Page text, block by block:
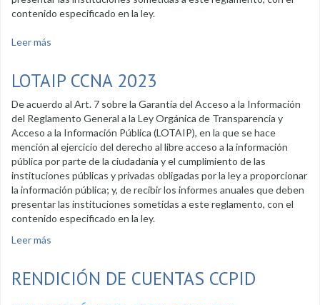
contenido especificado en la ley.
Leer más
LOTAIP CCNA 2023
De acuerdo al Art. 7 sobre la Garantía del Acceso a la Información
del Reglamento General a la Ley Orgánica de Transparencia y
Acceso a la Información Pública (LOTAIP), en la que se hace
mención al ejercicio del derecho al libre acceso a la información
pública por parte de la ciudadanía y el cumplimiento de las
instituciones públicas y privadas obligadas por la ley a proporcionar
la información pública; y, de recibir los informes anuales que deben
presentar las instituciones sometidas a este reglamento, con el
contenido especificado en la ley.
Leer más
RENDICIÓN DE CUENTAS CCPID